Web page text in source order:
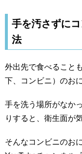
手を汚さずに
法
外出先で食べること
下、コンビニ）のおに
手を洗う場所がなか
りすると、衛生面が
そんなコンビニのお